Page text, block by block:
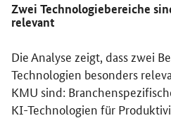
Zwei Technologiebereiche
relevant
Die Analyse zeigt, dass zwei
Technologien besonders
KMU sind:
KI-Technologien für